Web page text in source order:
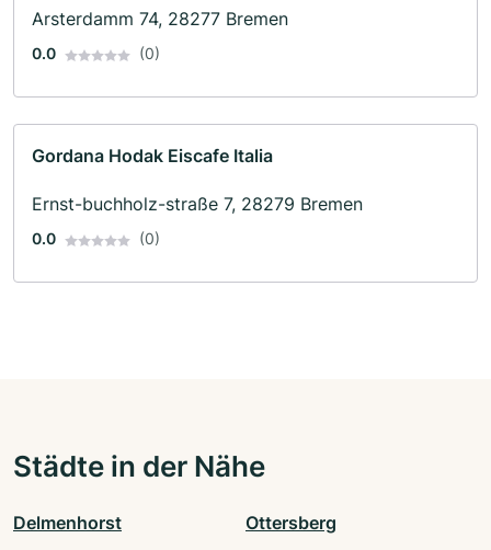
Arsterdamm 74, 28277 Bremen
0.0 (0)
Gordana Hodak Eiscafe Italia
Ernst-buchholz-straße 7, 28279 Bremen
0.0 (0)
Städte in der Nähe
Delmenhorst Ottersberg